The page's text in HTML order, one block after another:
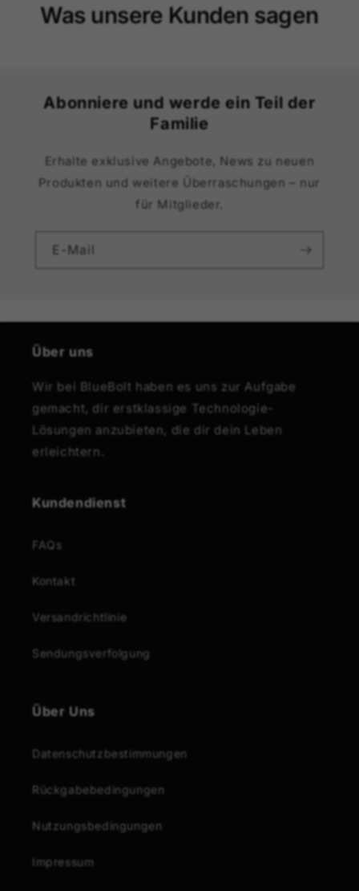
Was unsere Kunden sagen
Abonniere und werde ein Teil der
Familie
Erhalte exklusive Angebote, News zu neuen
Produkten und weitere Überraschungen – nur
für Mitglieder.
E-Mail
Über uns
Wir bei BlueBolt haben es uns zur Aufgabe
gemacht, dir erstklassige Technologie-
Lösungen anzubieten, die dir dein Leben
erleichtern.
Kundendienst
FAQs
Kontakt
Versandrichtlinie
Sendungsverfolgung
Über Uns
Datenschutzbestimmungen
Rückgabebedingungen
Nutzungsbedingungen
Impressum